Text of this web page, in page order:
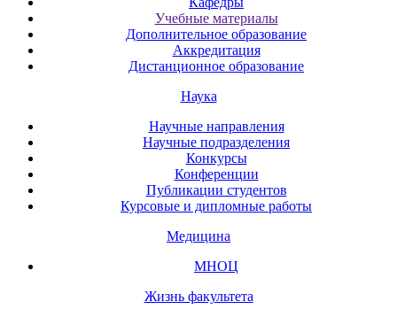
Учебные материалы
Дополнительное образование
Аккредитация
Дистанционное образование
Наука
Научные направления
Научные подразделения
Конкурсы
Конференции
Публикации студентов
Курсовые и дипломные работы
Медицина
МНОЦ
Жизнь факультета